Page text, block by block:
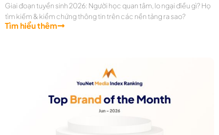
Giai đoạn tuyển sinh 2026: Người học quan tâm, lo ngại điều gì? Họ
tìm kiếm & kiểm chứng thông tin trên các nền tảng ra sao?
Tìm hiểu thêm